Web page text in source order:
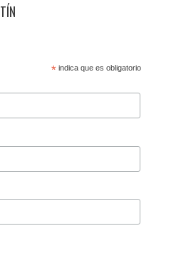
*indica que es obligatorio